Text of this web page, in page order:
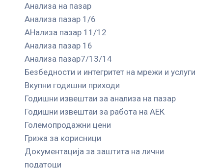
Анализа на пазар
Анализа пазар 1/6
АНализа пазар 11/12
Анализа пазар 16
Анализа пазар7/13/14
Безбедности и интегритет на мрежи и услуги
Вкупни годишни приходи
Годишни извештаи за анализа на пазар
Годишни извештаи за работа на АЕК
Големопродажни цени
Грижа за корисници
Документација за заштита на лични
податоци